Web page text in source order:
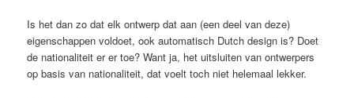
Is het dan zo dat elk ontwerp dat aan (een deel van deze)
eigenschappen voldoet, ook automatisch Dutch design is? Doet
de nationaliteit er er toe? Want ja, het uitsluiten van ontwerpers
op basis van nationaliteit, dat voelt toch niet helemaal lekker.